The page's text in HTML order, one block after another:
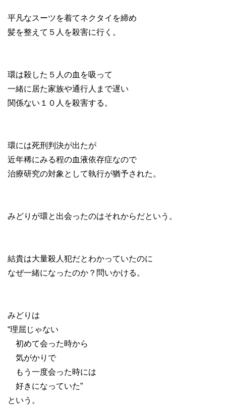
平凡なスーツを着てネクタイを締め
髪を整えて５人を殺害に行く。
環は殺した５人の血を吸って
一緒に居た家族や通行人まで遅い
関係ない１０人を殺害する。
環には死刑判決が出たが
近年稀にみる程の血液依存症なので
治療研究の対象として執行が猶予された。
みどりが環と出会ったのはそれからだという。
結貴は大量殺人犯だとわかっていたのに
なぜ一緒になったのか？問いかける。
みどりは
“理屈じゃない
初めて会った時から
気がかりで
もう一度会った時には
好きになっていた”
という。